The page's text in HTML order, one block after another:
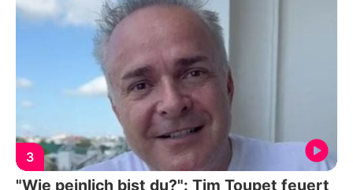
3
"Wie peinlich bist du?": Tim Toupet feuert